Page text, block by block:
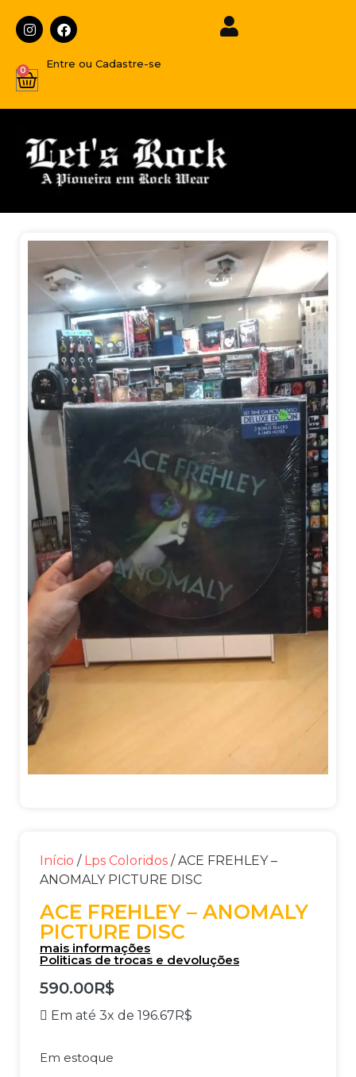
Entre ou Cadastre-se
0
Início / Lps Coloridos / ACE FREHLEY –
ANOMALY PICTURE DISC
ACE FREHLEY – ANOMALY
PICTURE DISC
mais informações
Politicas de trocas e devoluções
590.00R$
Em até 3x de 196.67R$
Em estoque